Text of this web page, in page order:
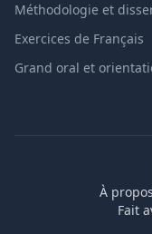
Méthodologie et
Exercices de Français
Grand oral et
À propos
Fait